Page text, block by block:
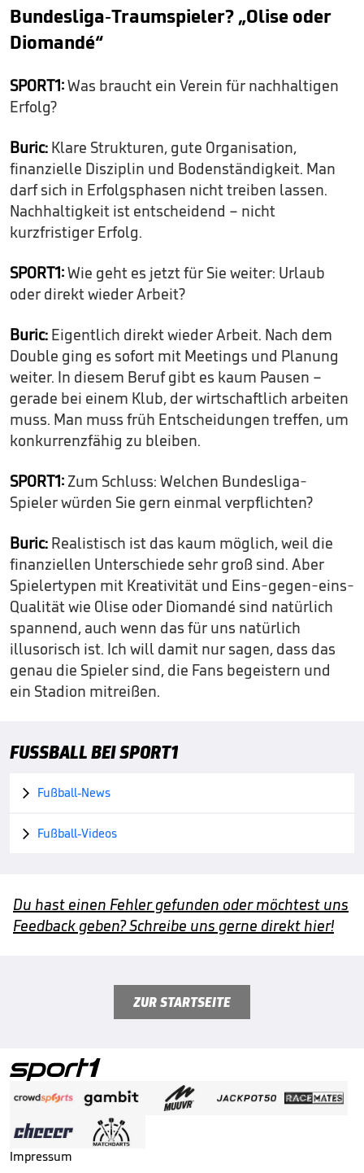
Bundesliga-Traumspieler? „Olise oder
Diomandé“
SPORT1:Was braucht ein Verein für nachhaltigen
Erfolg?
Buric: Klare Strukturen, gute Organisation,
finanzielle Disziplin und Bodenständigkeit. Man
darf sich in Erfolgsphasen nicht treiben lassen.
Nachhaltigkeit ist entscheidend – nicht
kurzfristiger Erfolg.
SPORT1:Wie geht es jetzt für Sie weiter: Urlaub
oder direkt wieder Arbeit?
Buric: Eigentlich direkt wieder Arbeit. Nach dem
Double ging es sofort mit Meetings und Planung
weiter. In diesem Beruf gibt es kaum Pausen –
gerade bei einem Klub, der wirtschaftlich arbeiten
muss. Man muss früh Entscheidungen treffen, um
konkurrenzfähig zu bleiben.
SPORT1: Zum Schluss: Welchen Bundesliga-
Spieler würden Sie gern einmal verpflichten?
Buric: Realistisch ist das kaum möglich, weil die
finanziellen Unterschiede sehr groß sind. Aber
Spielertypen mit Kreativität und Eins-gegen-eins-
Qualität wie Olise oder Diomandé sind natürlich
spannend, auch wenn das für uns natürlich
illusorisch ist. Ich will damit nur sagen, dass das
genau die Spieler sind, die Fans begeistern und
ein Stadion mitreißen.
FUSSBALL BEI SPORT1
 Fußball-News
 Fußball-Videos
Du hast einen Fehler gefunden oder möchtest uns
Feedback geben? Schreibe uns gerne direkt hier!
ZUR STARTSEITE
Impressum